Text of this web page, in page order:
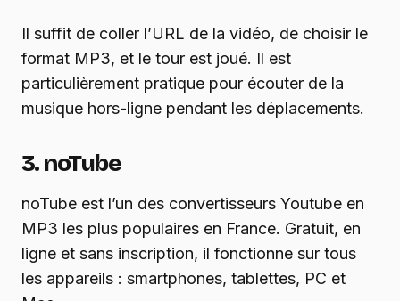
Il suffit de coller l’URL de la vidéo, de choisir le
format MP3, et le tour est joué. Il est
particulièrement pratique pour écouter de la
musique hors-ligne pendant les déplacements.
3. noTube
noTube est l’un des convertisseurs Youtube en
MP3 les plus populaires en France. Gratuit, en
ligne et sans inscription, il fonctionne sur tous
les appareils : smartphones, tablettes, PC et